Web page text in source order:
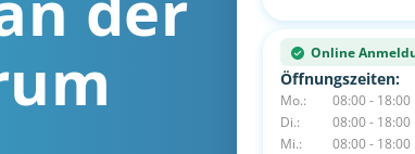
Online
Öffnungszeiten:
Mo.:
08:00 - 18:00
Di.:
08:00 - 18:00
Mi.:
08:00 - 18:00